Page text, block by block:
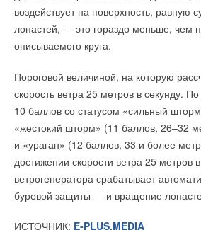
воздействует на поверхность, равную
лопастей, — это гораздо меньше, чем
описываемого круга.
Пороговой величиной, на которую
скорость ветра 25 метров в секунду.
10 баллов со статусом «сильный
«жестокий шторм» (11 баллов, 26–32
и «ураган» (12 баллов, 33 и более
достижении скорости ветра 25 метров
ветрогенератора срабатывает
буревой защиты — и вращение
ИСТОЧНИК: E-PLUS.MEDIA
Вячеслав Мартынов, менеджер по
«Агг.еко Евразия», поделился
проектов распределенной генерации. «
это энергоснабжение в случаях,
генерация полностью: удаленные
месторождения, удаленные ГОКи в
нет других источников
запланировано строительство сети,
лет». Бизнес модель компании
энергетического оборудования в
услуги энергоснабжения под ключ.
«Агг.еко Евразия» подходят и для